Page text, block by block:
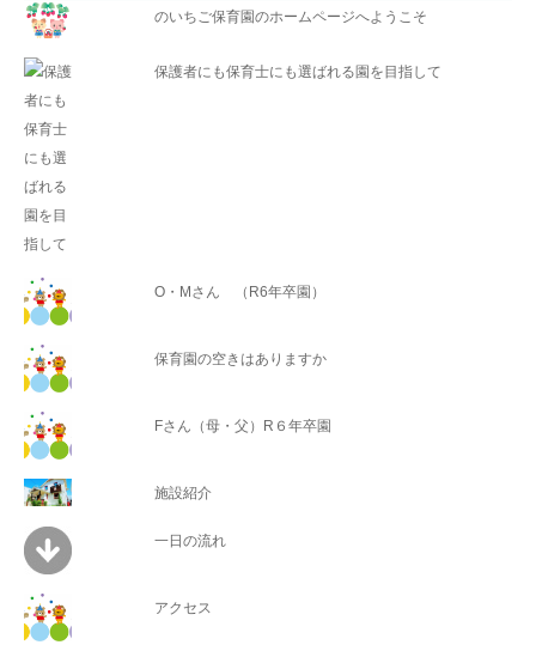
のいちご保育園のホームページへようこそ
保護者にも保育士にも選ばれる園を目指して
O・Mさん （R6年卒園）
保育園の空きはありますか
Fさん（母・父）R６年卒園
施設紹介
一日の流れ
アクセス